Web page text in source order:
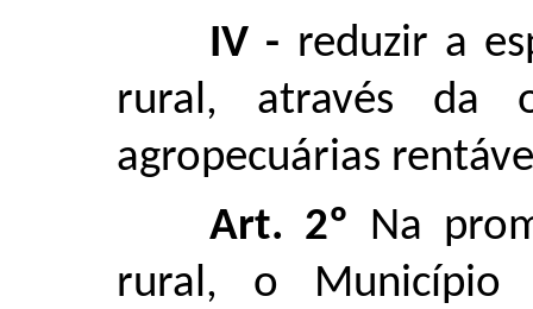
IV - reduzir a
rural, através da
agropecuárias
Art. 2º Na
rural, o Município